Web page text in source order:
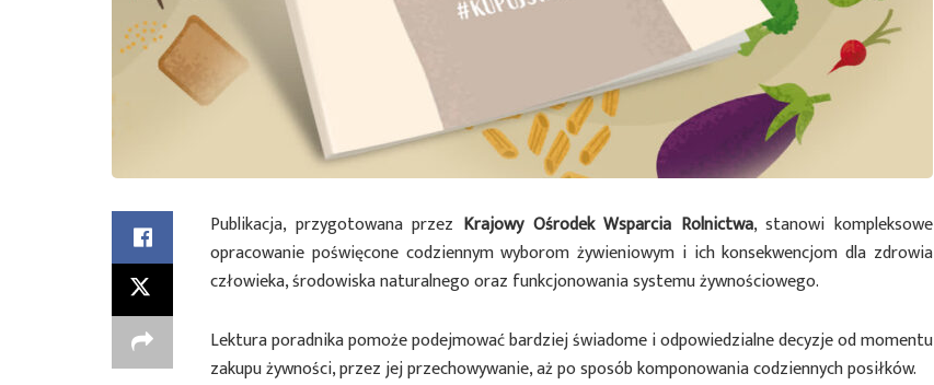
Publikacja, przygotowana przez Krajowy Ośrodek Wsparcia Rolnictwa, stanowi kompleksowe
opracowanie poświęcone codziennym wyborom żywieniowym i ich konsekwencjom dla zdrowia
człowieka, środowiska naturalnego oraz funkcjonowania systemu żywnościowego.
Lektura poradnika pomoże podejmować bardziej świadome i odpowiedzialne decyzje od momentu
zakupu żywności, przez jej przechowywanie, aż po sposób komponowania codziennych posiłków.